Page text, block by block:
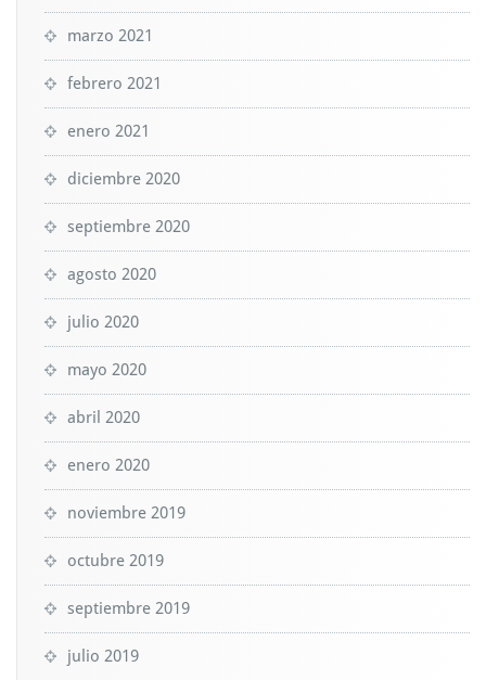
marzo 2021
febrero 2021
enero 2021
diciembre 2020
septiembre 2020
agosto 2020
julio 2020
mayo 2020
abril 2020
enero 2020
noviembre 2019
octubre 2019
septiembre 2019
julio 2019